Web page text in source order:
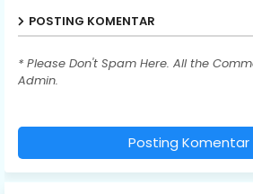
POSTING KOMENTAR
* Please Don't Spam Here. All the
Admin.
Posting Komentar